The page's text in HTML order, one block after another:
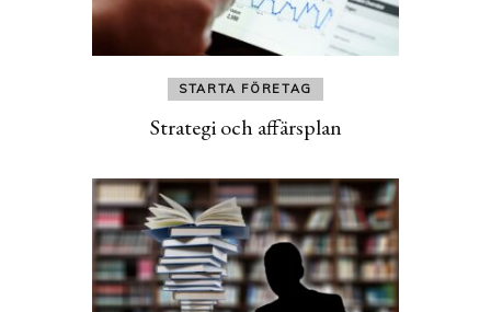
STARTA FÖRETAG
Strategi och affärsplan